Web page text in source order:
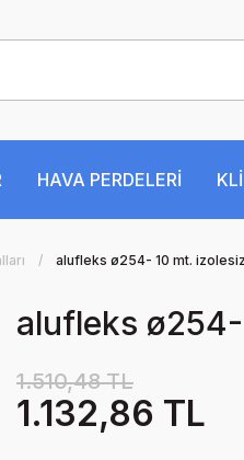
HAVA PERDELERİ
alufleks ø254- 10 mt.
alufleks
1.510,48 TL
1.132,86 TL